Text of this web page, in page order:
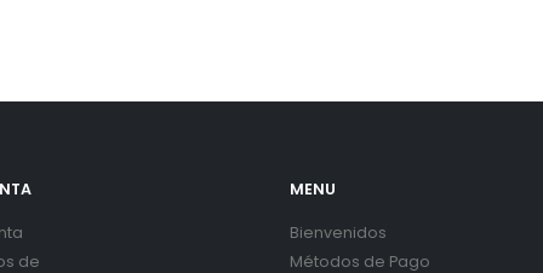
de
MENU
Bienvenidos
Métodos de Pago